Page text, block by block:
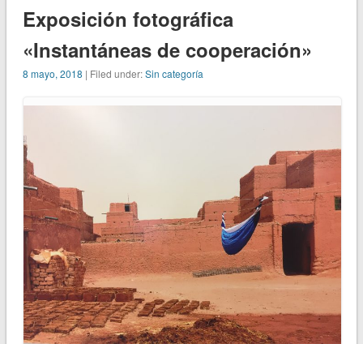
Exposición fotográfica
«Instantáneas de cooperación»
8 mayo, 2018 | Filed under:Sin categoría